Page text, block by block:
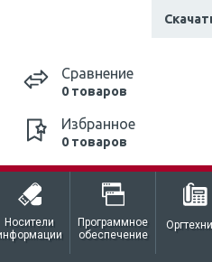
Сравнение
0 товаров
Избранное
0 товаров
0 ₸
Носители
Программное
обеспечение